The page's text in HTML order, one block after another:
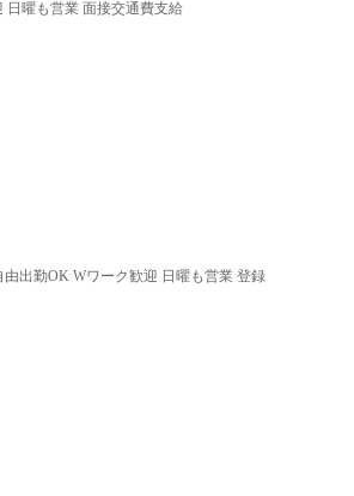
日曜も営業 面接交通費支給
出勤OK Wワーク歓迎 日曜も営業 登録